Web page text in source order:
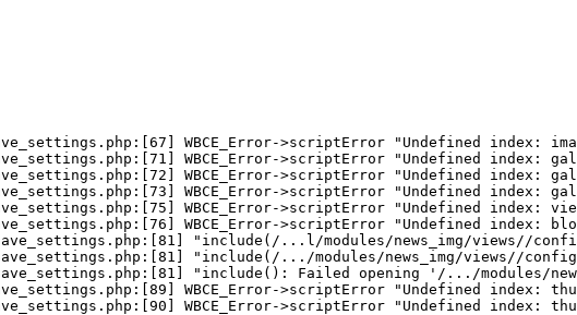
WBCE_Error->scriptError "Undefined index:
WBCE_Error->scriptError "Undefined index:
WBCE_Error->scriptError "Undefined index:
WBCE_Error->scriptError "Undefined index:
WBCE_Error->scriptError "Undefined index:
WBCE_Error->scriptError "Undefined index:
save_settings.php:[81] "include(/...l/modules/news_img/
save_settings.php:[81] "include(/.../modules/news_img/
save_settings.php:[81] "include(): Failed opening '/.../
WBCE_Error->scriptError "Undefined index:
WBCE_Error->scriptError "Undefined index: